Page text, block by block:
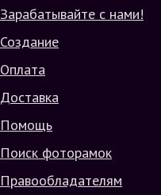
Зарабатывайте с нами!
Создание
Оплата
Доставка
Помощь
Поиск фоторамок
Правообладателям